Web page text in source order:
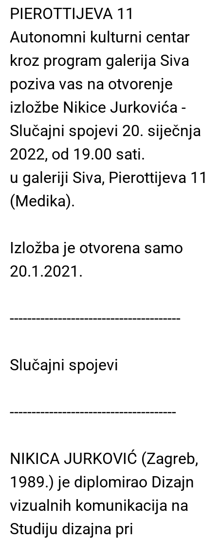
PIEROTTIJEVA 11
Autonomni kulturni centar
kroz program galerija Siva
poziva vas na otvorenje
izložbe Nikice Jurkovića -
Slučajni spojevi 20. siječnja
2022, od 19.00 sati.
u galeriji Siva, Pierottijeva 11
(Medika).
Izložba je otvorena samo
20.1.2021.
---------------------------------------
Slučajni spojevi
--------------------------------------
NIKICA JURKOVIĆ (Zagreb,
1989.) je diplomirao Dizajn
vizualnih komunikacija na
Studiju dizajna pri